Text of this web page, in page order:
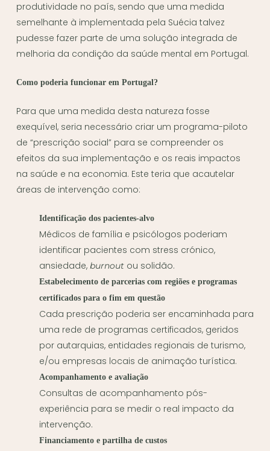
produtividade no país, sendo que uma medida
semelhante à implementada pela Suécia talvez
pudesse fazer parte de uma solução integrada de
melhoria da condição da saúde mental em Portugal.
Como poderia funcionar em Portugal?
Para que uma medida desta natureza fosse
exequível, seria necessário criar um programa-piloto
de “prescrição social” para se compreender os
efeitos da sua implementação e os reais impactos
na saúde e na economia. Este teria que acautelar
áreas de intervenção como:
Identificação dos pacientes-alvo
Médicos de família e psicólogos poderiam
identificar pacientes com stress crónico,
ansiedade, burnoutou solidão.
Estabelecimento de parcerias com regiões e programas
certificados para o fim em questão
Cada prescrição poderia ser encaminhada para
uma rede de programas certificados, geridos
por autarquias, entidades regionais de turismo,
e/ou empresas locais de animação turística.
Acompanhamento e avaliação
Consultas de acompanhamento pós-
experiência para se medir o real impacto da
intervenção.
Financiamento e partilha de custos